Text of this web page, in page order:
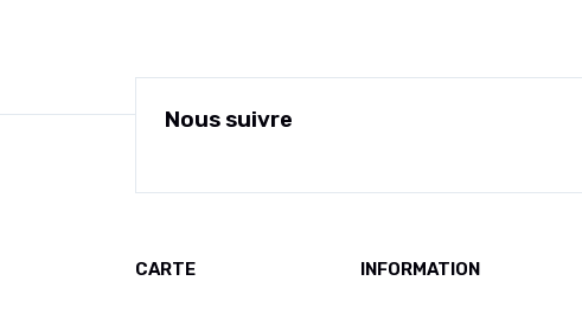
Nous suivre
CARTE INFORMATION